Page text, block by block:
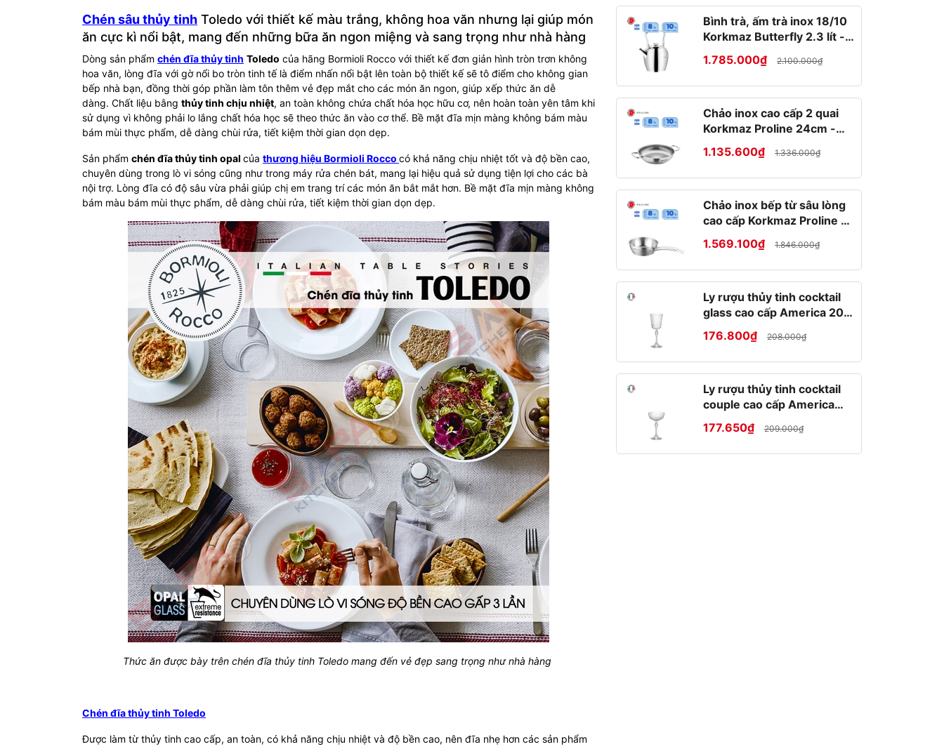
Chén sâu thủy tinh Toledo với thiết kế màu trắng, không hoa văn nhưng lại giúp món
ăn cực kì nổi bật, mang đến những bữa ăn ngon miệng và sang trọng như nhà hàng
Dòng sản phẩm chén đĩa thủy tinh Toledo của hãng Bormioli Rocco với thiết kế đơn giản hình tròn trơn không
hoa văn, lòng đĩa với gờ nổi bo tròn tinh tế là điểm nhấn nổi bật lên toàn bộ thiết kế sẽ tô điểm cho không gian
bếp nhà bạn, đồng thời góp phần làm tôn thêm vẻ đẹp mắt cho các món ăn ngon, giúp xếp thức ăn dễ
dàng. Chất liệu bằng thủy tinh chịu nhiệt, an toàn không chứa chất hóa học hữu cơ, nên hoàn toàn yên tâm khi
sử dụng vì không phải lo lắng chất hóa học sẽ theo thức ăn vào cơ thể. Bề mặt đĩa mịn màng không bám màu
bám mùi thực phẩm, dễ dàng chùi rửa, tiết kiệm thời gian dọn dẹp.
Sản phẩm chén đĩa thủy tinh opal của thương hiệu Bormioli Rocco có khả năng chịu nhiệt tốt và độ bền cao,
chuyên dùng trong lò vi sóng cũng như trong máy rửa chén bát, mang lại hiệu quả sử dụng tiện lợi cho các bà
nội trợ. Lòng đĩa có độ sâu vừa phải giúp chị em trang trí các món ăn bắt mắt hơn. Bề mặt đĩa mịn màng không
bám màu bám mùi thực phẩm, dễ dàng chùi rửa, tiết kiệm thời gian dọn dẹp.
Thức ăn được bày trên chén đĩa thủy tinh Toledo mang đến vẻ đẹp sang trọng như nhà hàng
Chén đĩa thủy tinh Toledo
Được làm từ thủy tinh cao cấp, an toàn, có khả năng chịu nhiệt và độ bền cao, nên đĩa nhẹ hơn các sản phẩm
Bình trà, ấm trà inox 18/10
Korkmaz Butterfly 2.3 lít -
A026
1.785.000₫ 2.100.000₫
Chảo inox cao cấp 2 quai
Korkmaz Proline 24cm -
A1192
1.135.600₫ 1.336.000₫
Chảo inox bếp từ sâu lòng
cao cấp Korkmaz Proline 2
lít - Ø20x7cm - A1175
1.569.100₫ 1.846.000₫
Ly rượu thủy tinh cocktail
glass cao cấp America 20s
25cl
176.800₫ 208.000₫
Ly rượu thủy tinh cocktail
couple cao cấp America
20s 22cl
177.650₫ 209.000₫